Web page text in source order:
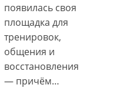
появилась своя
площадка для
тренировок,
общения и
восстановления
— причём…